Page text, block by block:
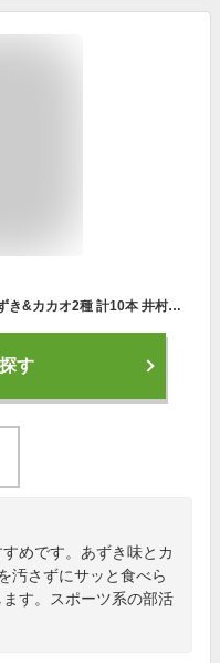
【最大700円OFF】スポーツようかんあずき&カカオ2種 計10本 井村屋 ようかん アソートパック / 送料無料
す
めです。あずき味とカ
汚さずにサッと食べら
す。スポーツ系の部活